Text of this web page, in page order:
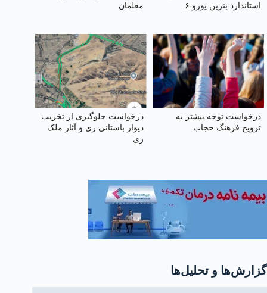
استاندارد بنزین یورو ۶
معلمان
درخواست توجه بیشتر به
ترویج فرهنگ حجاب
درخواست جلوگیری از تخریب
دیوار باستانی ری و آثار ملک
ری
گزارش‌ها و تحلیل‌ها